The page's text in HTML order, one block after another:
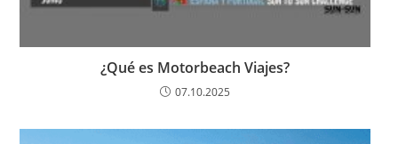
¿Qué es Motorbeach Viajes?
07.10.2025